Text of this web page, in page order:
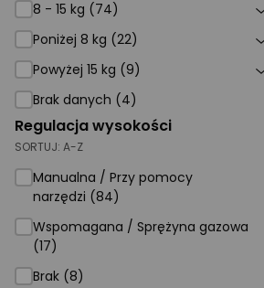
8 - 15 kg (74)
Poniżej 8 kg (22)
Powyżej 15 kg (9)
Brak danych (4)
Regulacja wysokości
SORTUJ: A-Z
Manualna / Przy pomocy
narzędzi (84)
Wspomagana / Sprężyna gazowa
(17)
Brak (8)